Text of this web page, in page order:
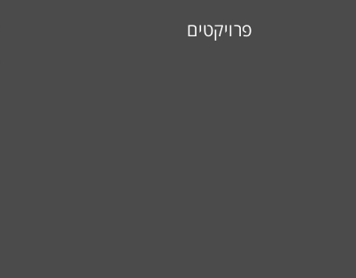
פרויקטים